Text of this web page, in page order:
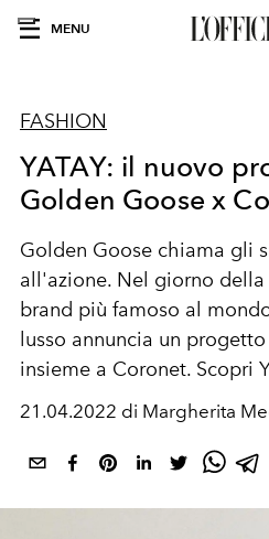
MENU
FASHION
YATAY: il nuovo
Golden Goose x
Golden Goose chiama gli
all'azione. Nel giorno della
brand più famoso al
lusso annuncia un
insieme a Coronet. Scopri
21.04.2022 di Margherita